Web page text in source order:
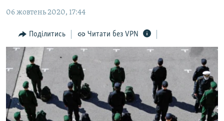
основної
Перейти
до
пошуку
БЛОГИ
ПОГЛЯД
ІНТЕРВ'Ю
ВСЕ ЗА ДЕНЬ
СПЕЦПРОЕКТИ
ДЕПОРТАЦІЯ
ЯК ОБІЙТИ БЛОКУВАННЯ
06 жовтень 2020, 17:44
Поділитись Читати без VPN